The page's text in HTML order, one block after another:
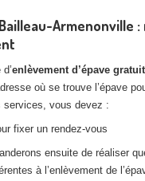
Armenonville
enlèvement d’épave
où se trouve l’épave
services, vous devez :
fixer un rendez-vous
ensuite de réaliser
à l’enlèvement de